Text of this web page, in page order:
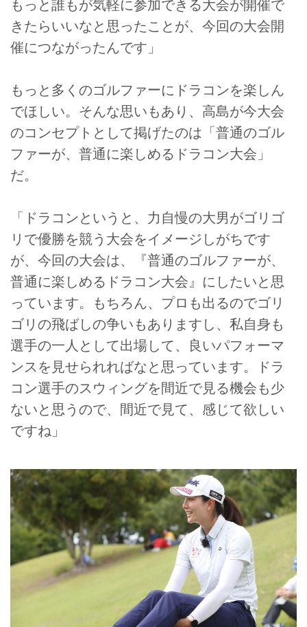
もっと誰もが気軽に参加できる大会が開催で
きたらいいなと思ったことが、今回の大会開
催につながったんです」
もっと多くのゴルファーにドラコンを楽しん
でほしい。そんな思いもあり、高島が今大会
のコンセプトとして掲げたのは「普通のゴル
ファーが、普通に楽しめるドラコン大会」
だ。
「ドラコンというと、力自慢の大男がゴリゴ
リで優勝を競う大会をイメージしがちです
が、今回の大会は、『普通のゴルファーが、
普通に楽しめるドラコン大会』にしたいと思
っています。もちろん、プロも出るのでゴリ
ゴリの飛ばしの争いもありますし、私自身も
選手の一人として出場して、良いパフォーマ
ンスを見せられればなと思っています。ドラ
コン選手のスウィングを間近で見る機会も少
ないと思うので、間近で見て、感じて欲しい
ですね」